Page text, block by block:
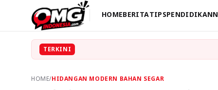
HOMEBERITATIPSPENDIDIKAN
TERKINI
HOME/HIDANGAN MODERN BAHAN SEGAR